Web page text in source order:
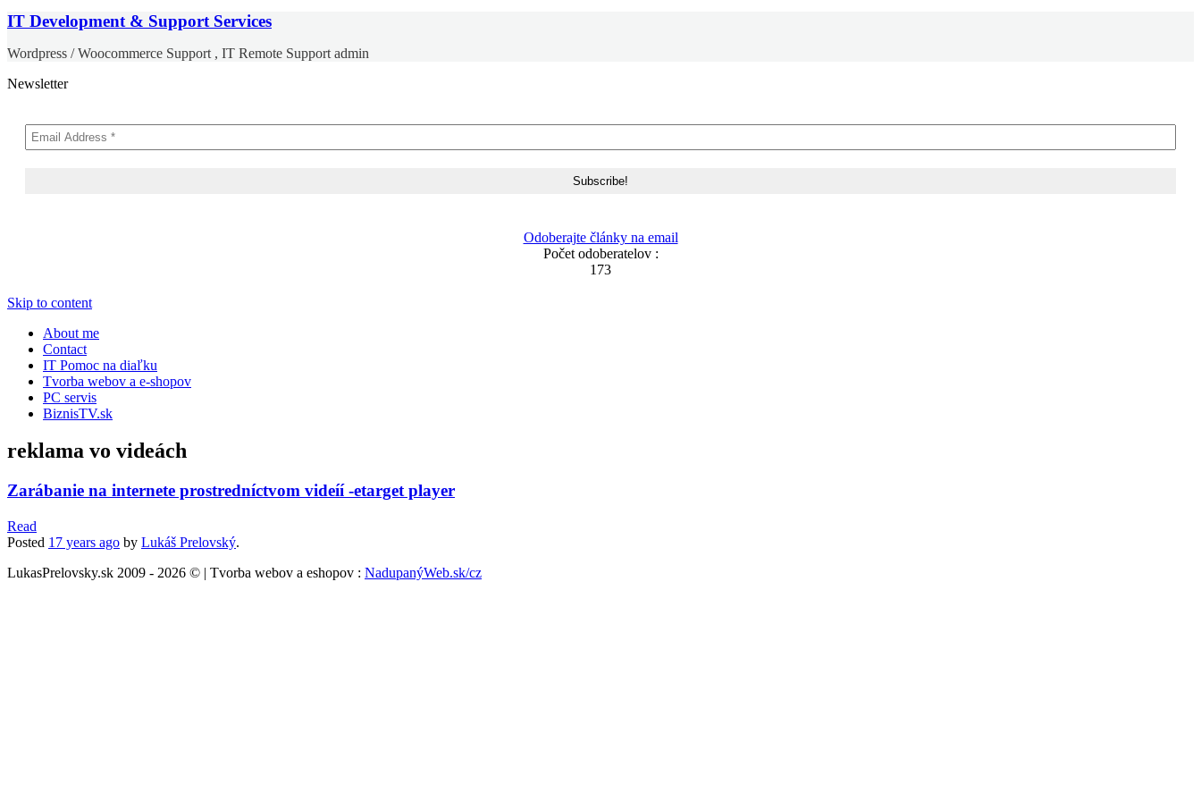
IT Development & Support Services
Wordpress / Woocommerce Support , IT Remote Support admin
Newsletter
Odoberajte články na email
Počet odoberatelov :
173
Skip to content
About me
Contact
IT Pomoc na diaľku
Tvorba webov a e-shopov
PC servis
BiznisTV.sk
reklama vo videách
Zarábanie na internete prostredníctvom videíí -etarget player
Read
Posted 17 years ago by Lukáš Prelovský.
LukasPrelovsky.sk 2009 - 2026 © | Tvorba webov a eshopov : NadupanýWeb.sk/cz